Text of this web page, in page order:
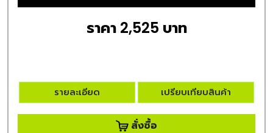
ราคา 2,525 บาท
รายละเอียด เปรียบเทียบสินค้า
สั่งซื้อ